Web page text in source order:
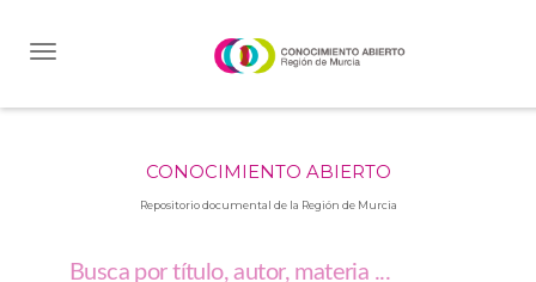
CONOCIMIENTO ABIERTO
Repositorio documental de la Región de Murcia